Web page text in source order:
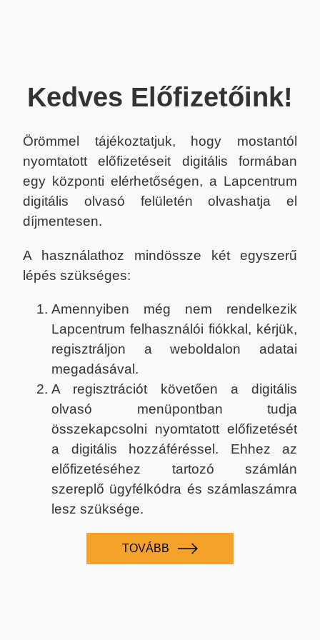
Kedves Előfizetőink!
Örömmel tájékoztatjuk, hogy mostantól
nyomtatott előfizetéseit digitális formában
egy központi elérhetőségen, a Lapcentrum
digitális olvasó felületén olvashatja el
díjmentesen.
A használathoz mindössze két egyszerű
lépés szükséges:
Amennyiben még nem rendelkezik
Lapcentrum felhasználói fiókkal, kérjük,
regisztráljon a weboldalon adatai
megadásával.
A regisztrációt követően a digitális
olvasó menüpontban tudja
összekapcsolni nyomtatott előfizetését
a digitális hozzáféréssel. Ehhez az
előfizetéséhez tartozó számlán
szereplő ügyfélkódra és számlaszámra
lesz szüksége.
TOVÁBB